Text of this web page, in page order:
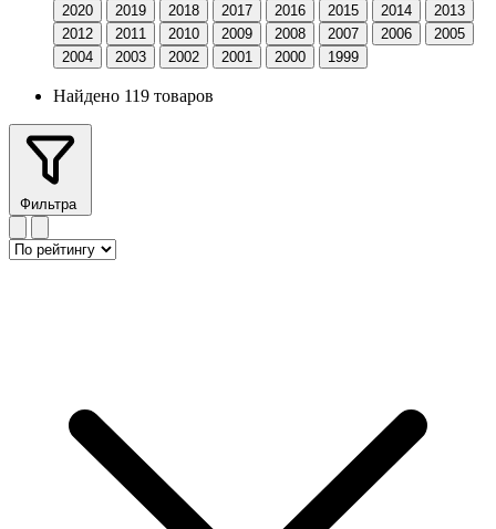
2020 2019 2018 2017 2016 2015 2014
2013
2012
2011 2010 2009 2008 2007 2006
2005
2004
2003 2002 2001 2000 1999
Найдено 119 товаров
Фильтра